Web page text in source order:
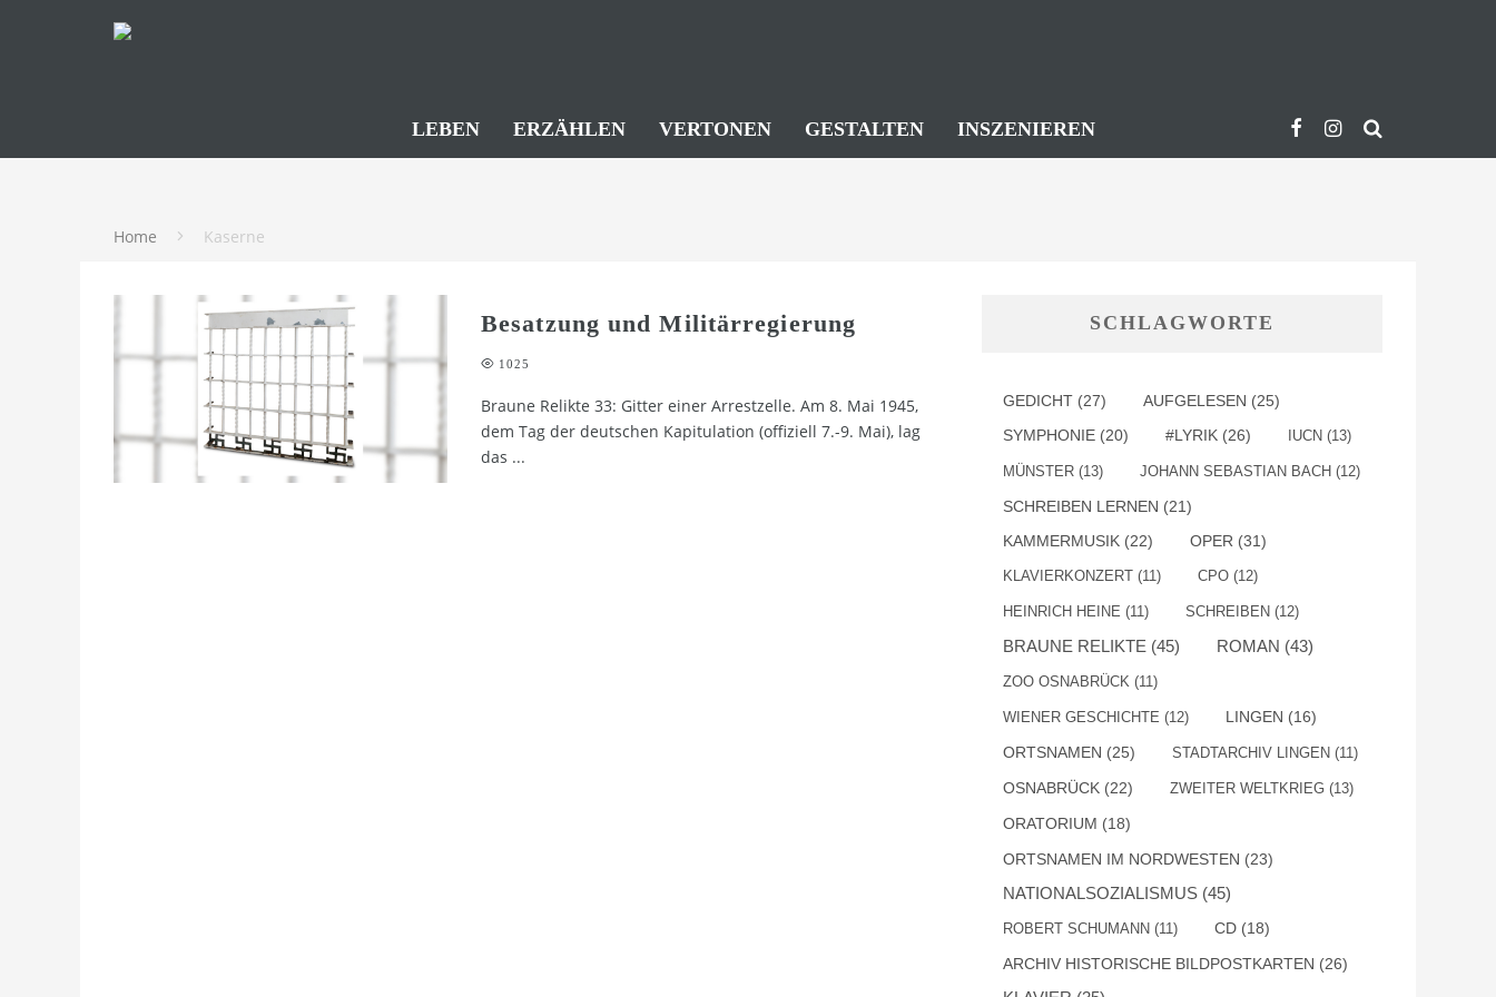
LEBEN ERZÄHLEN VERTONEN GESTALTEN INSZENIEREN
Home Kaserne
Besatzung und Militärregierung
1025
Braune Relikte 33: Gitter einer Arrestzelle. Am 8. Mai 1945,
dem Tag der deutschen Kapitulation (offiziell 7.-9. Mai), lag
das ...
SCHLAGWORTE
GEDICHT (27) AUFGELESEN (25)
SYMPHONIE (20) #LYRIK (26) IUCN (13)
MÜNSTER (13) JOHANN SEBASTIAN BACH (12)
SCHREIBEN LERNEN (21)
KAMMERMUSIK (22) OPER (31)
KLAVIERKONZERT (11) CPO (12)
HEINRICH HEINE (11) SCHREIBEN (12)
BRAUNE RELIKTE (45) ROMAN (43)
ZOO OSNABRÜCK (11)
WIENER GESCHICHTE (12) LINGEN (16)
ORTSNAMEN (25) STADTARCHIV LINGEN (11)
OSNABRÜCK (22) ZWEITER WELTKRIEG (13)
ORATORIUM (18)
ORTSNAMEN IM NORDWESTEN (23)
NATIONALSOZIALISMUS (45)
ROBERT SCHUMANN (11) CD (18)
ARCHIV HISTORISCHE BILDPOSTKARTEN (26)